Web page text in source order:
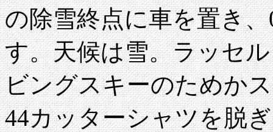
の除雪終点に車を置き
す。天候は雪。ラッセ
ビングスキーのためか
44カッターシャツを脱